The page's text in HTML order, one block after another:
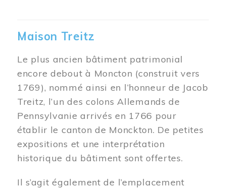
Maison Treitz
Le plus ancien bâtiment patrimonial
encore debout à Moncton (construit vers
1769), nommé ainsi en l’honneur de Jacob
Treitz, l’un des colons Allemands de
Pennsylvanie arrivés en 1766 pour
établir le canton de Monckton. De petites
expositions et une interprétation
historique du bâtiment sont offertes.
Il s’agit également de l’emplacement